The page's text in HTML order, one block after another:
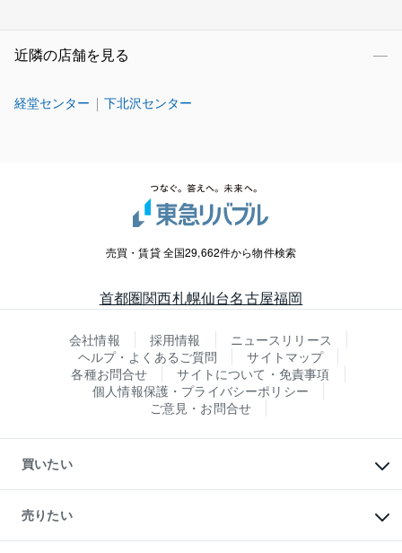
近隣の店舗を見る
経堂センター 下北沢センター
売買・賃貸 全国29,662件から物件検索
首都圏関西札幌仙台名古屋福岡
会社情報 採用情報
ニュースリリース
ヘルプ・よくあるご質問
サイトマップ
各種お問合せ
サイトについて・免責事項
個人情報保護・プライバシーポリシー
ご意見・お問合せ
買いたい
新築・分譲マンションの購入
中古マンションの購入
一戸建ての購入
売りたい